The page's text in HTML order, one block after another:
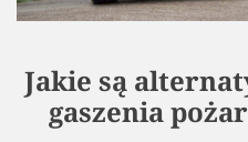
Jakie są
gaszenia